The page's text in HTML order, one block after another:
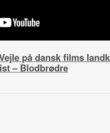
på dansk films
– Blodbrødre